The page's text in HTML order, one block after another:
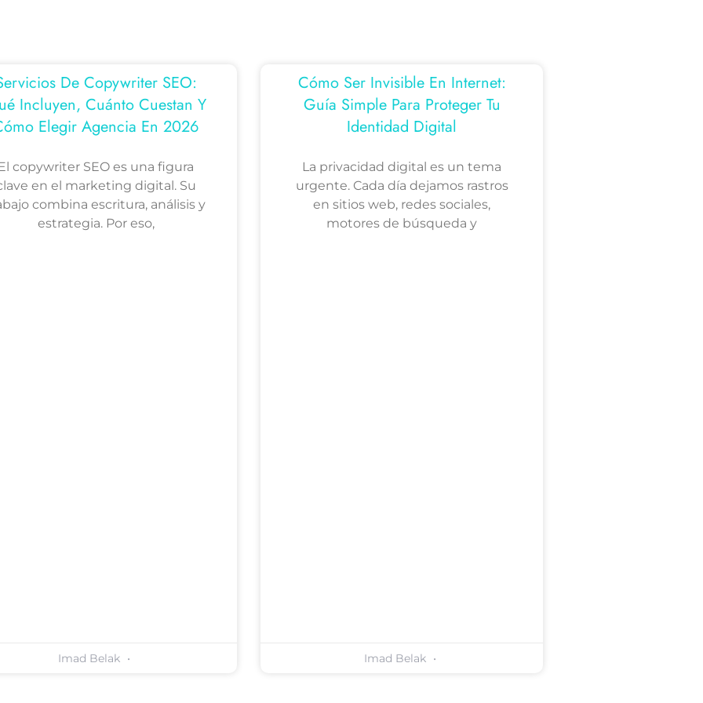
De Copywriter SEO:
Incluyen, Cuánto Cuestan Y
Elegir Agencia En 2026
copywriter SEO es una figura
en el marketing digital. Su
combina escritura, análisis y
estrategia. Por eso,
Imad Belak
Cómo Ser Invisible En Internet:
Guía Simple Para Proteger Tu
Identidad Digital
La privacidad digital es un tema
urgente. Cada día dejamos rastros
en sitios web, redes sociales,
motores de búsqueda y
Imad Belak